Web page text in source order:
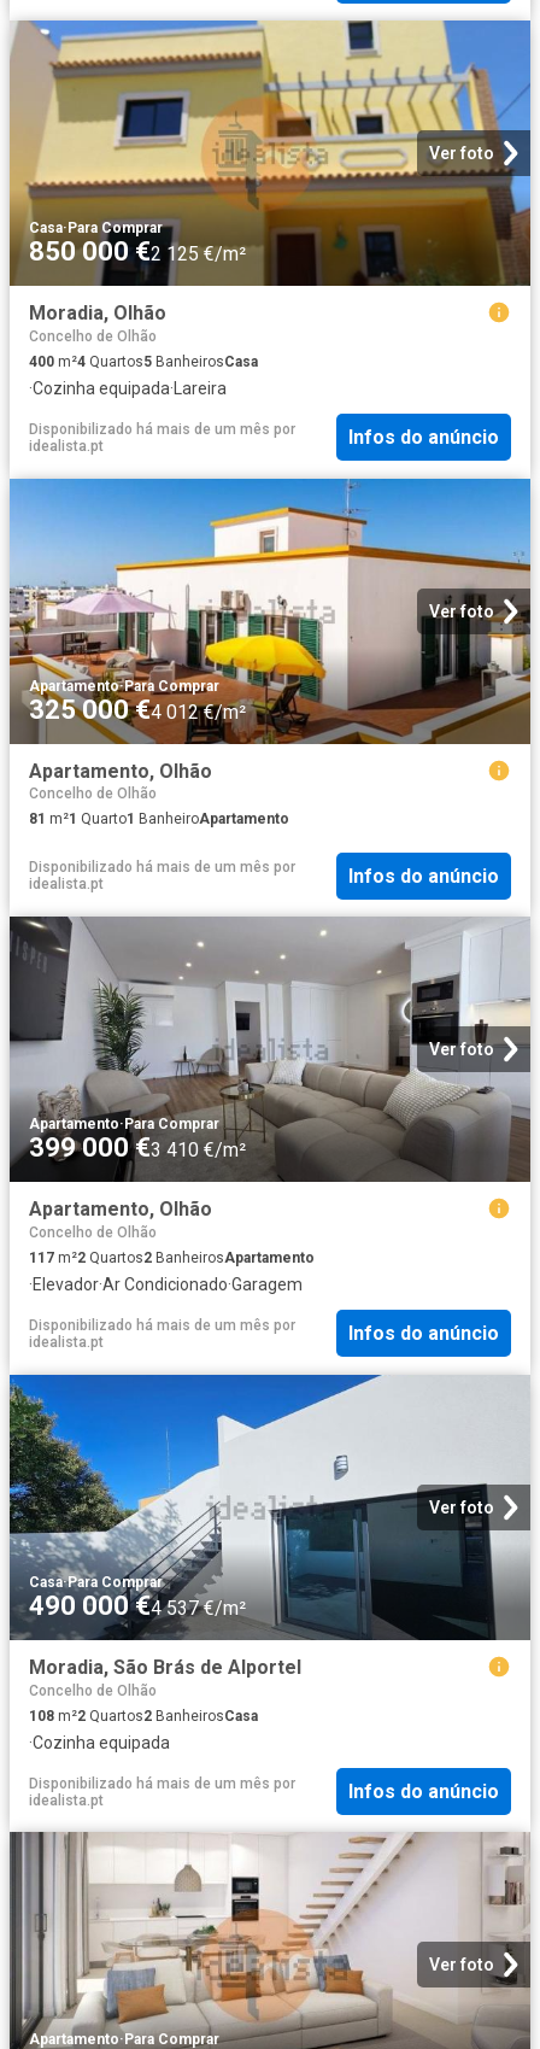
Ver foto
Casa· Para Comprar
850 000 €2 125 €/m²
Moradia, Olhão
Concelho de Olhão
400 m²4 Quartos5 BanheirosCasa
·Cozinha equipada· Lareira
Disponibilizado há mais de um mês por
idealista.pt
Infos do anúncio
Ver foto
Apartamento·Para Comprar
325 000 €4 012 €/m²
Apartamento, Olhão
Concelho de Olhão
81 m²1 Quarto1 BanheiroApartamento
Disponibilizado há mais de um mês por
idealista.pt
Infos do anúncio
Ver foto
Apartamento· Para Comprar
399 000 €3 410 €/m²
Apartamento, Olhão
Concelho de Olhão
117 m²2 Quartos2 BanheirosApartamento
·Elevador·Ar Condicionado·Garagem
Disponibilizado há mais de um mês por
idealista.pt
Infos do anúncio
Ver foto
Casa·Para Comprar
490 000 €4 537 €/m²
Moradia, São Brás de Alportel
Concelho de Olhão
108 m²2 Quartos2 BanheirosCasa
·Cozinha equipada
Disponibilizado há mais de um mês por
idealista.pt
Infos do anúncio
Ver foto
Apartamento· Para Comprar